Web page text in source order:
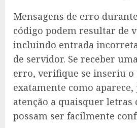
Mensagens de erro
código podem resultar de
incluindo entrada
de servidor. Se receber
erro, verifique se inseriu o
exatamente como
atenção a quaisquer letras
possam ser facilmente